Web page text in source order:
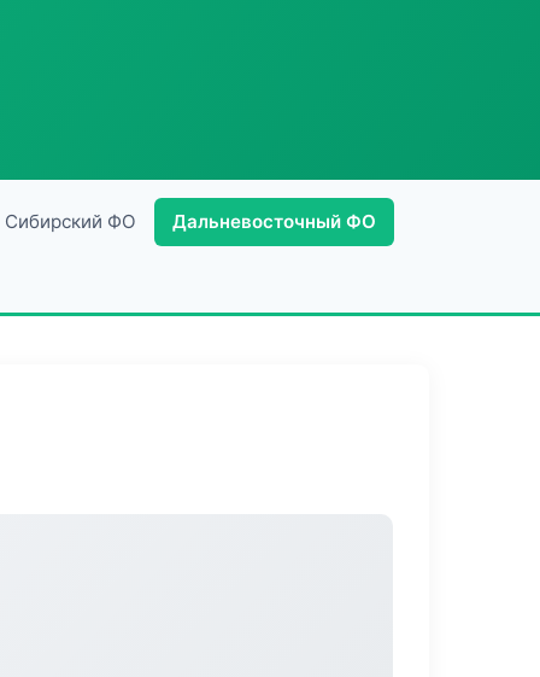
Сибирский ФО Дальневосточный ФО